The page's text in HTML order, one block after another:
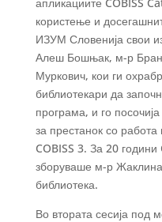
користење и
ИЗУМ Словенија свои
Алеш Бошњак, м-р
Муркович, кои ги
библиотекари да
програма, и го
за престанок со работа
COBISS 3. За 20
зборуваше м-р
библиотека.
Во втората сесија под